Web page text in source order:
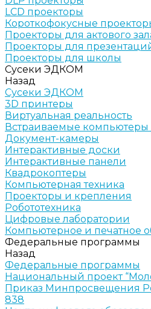
LCD проекторы
Короткофокусные
Проекторы для актового
Проекторы для
Проекторы для школы
Сусеки ЭДКОМ
Назад
Сусеки ЭДКОМ
3D принтеры
Виртуальная реальность
Встраиваемые компьютеры
Документ-камеры
Интерактивные доски
Интерактивные панели
Квадрокоптеры
Компьютерная техника
Проекторы и крепления
Робототехника
Цифровые лаборатории
Компьютерное и печатное
Федеральные программы
Назад
Федеральные программы
Национальный проект
Приказ Минпросвещения
838